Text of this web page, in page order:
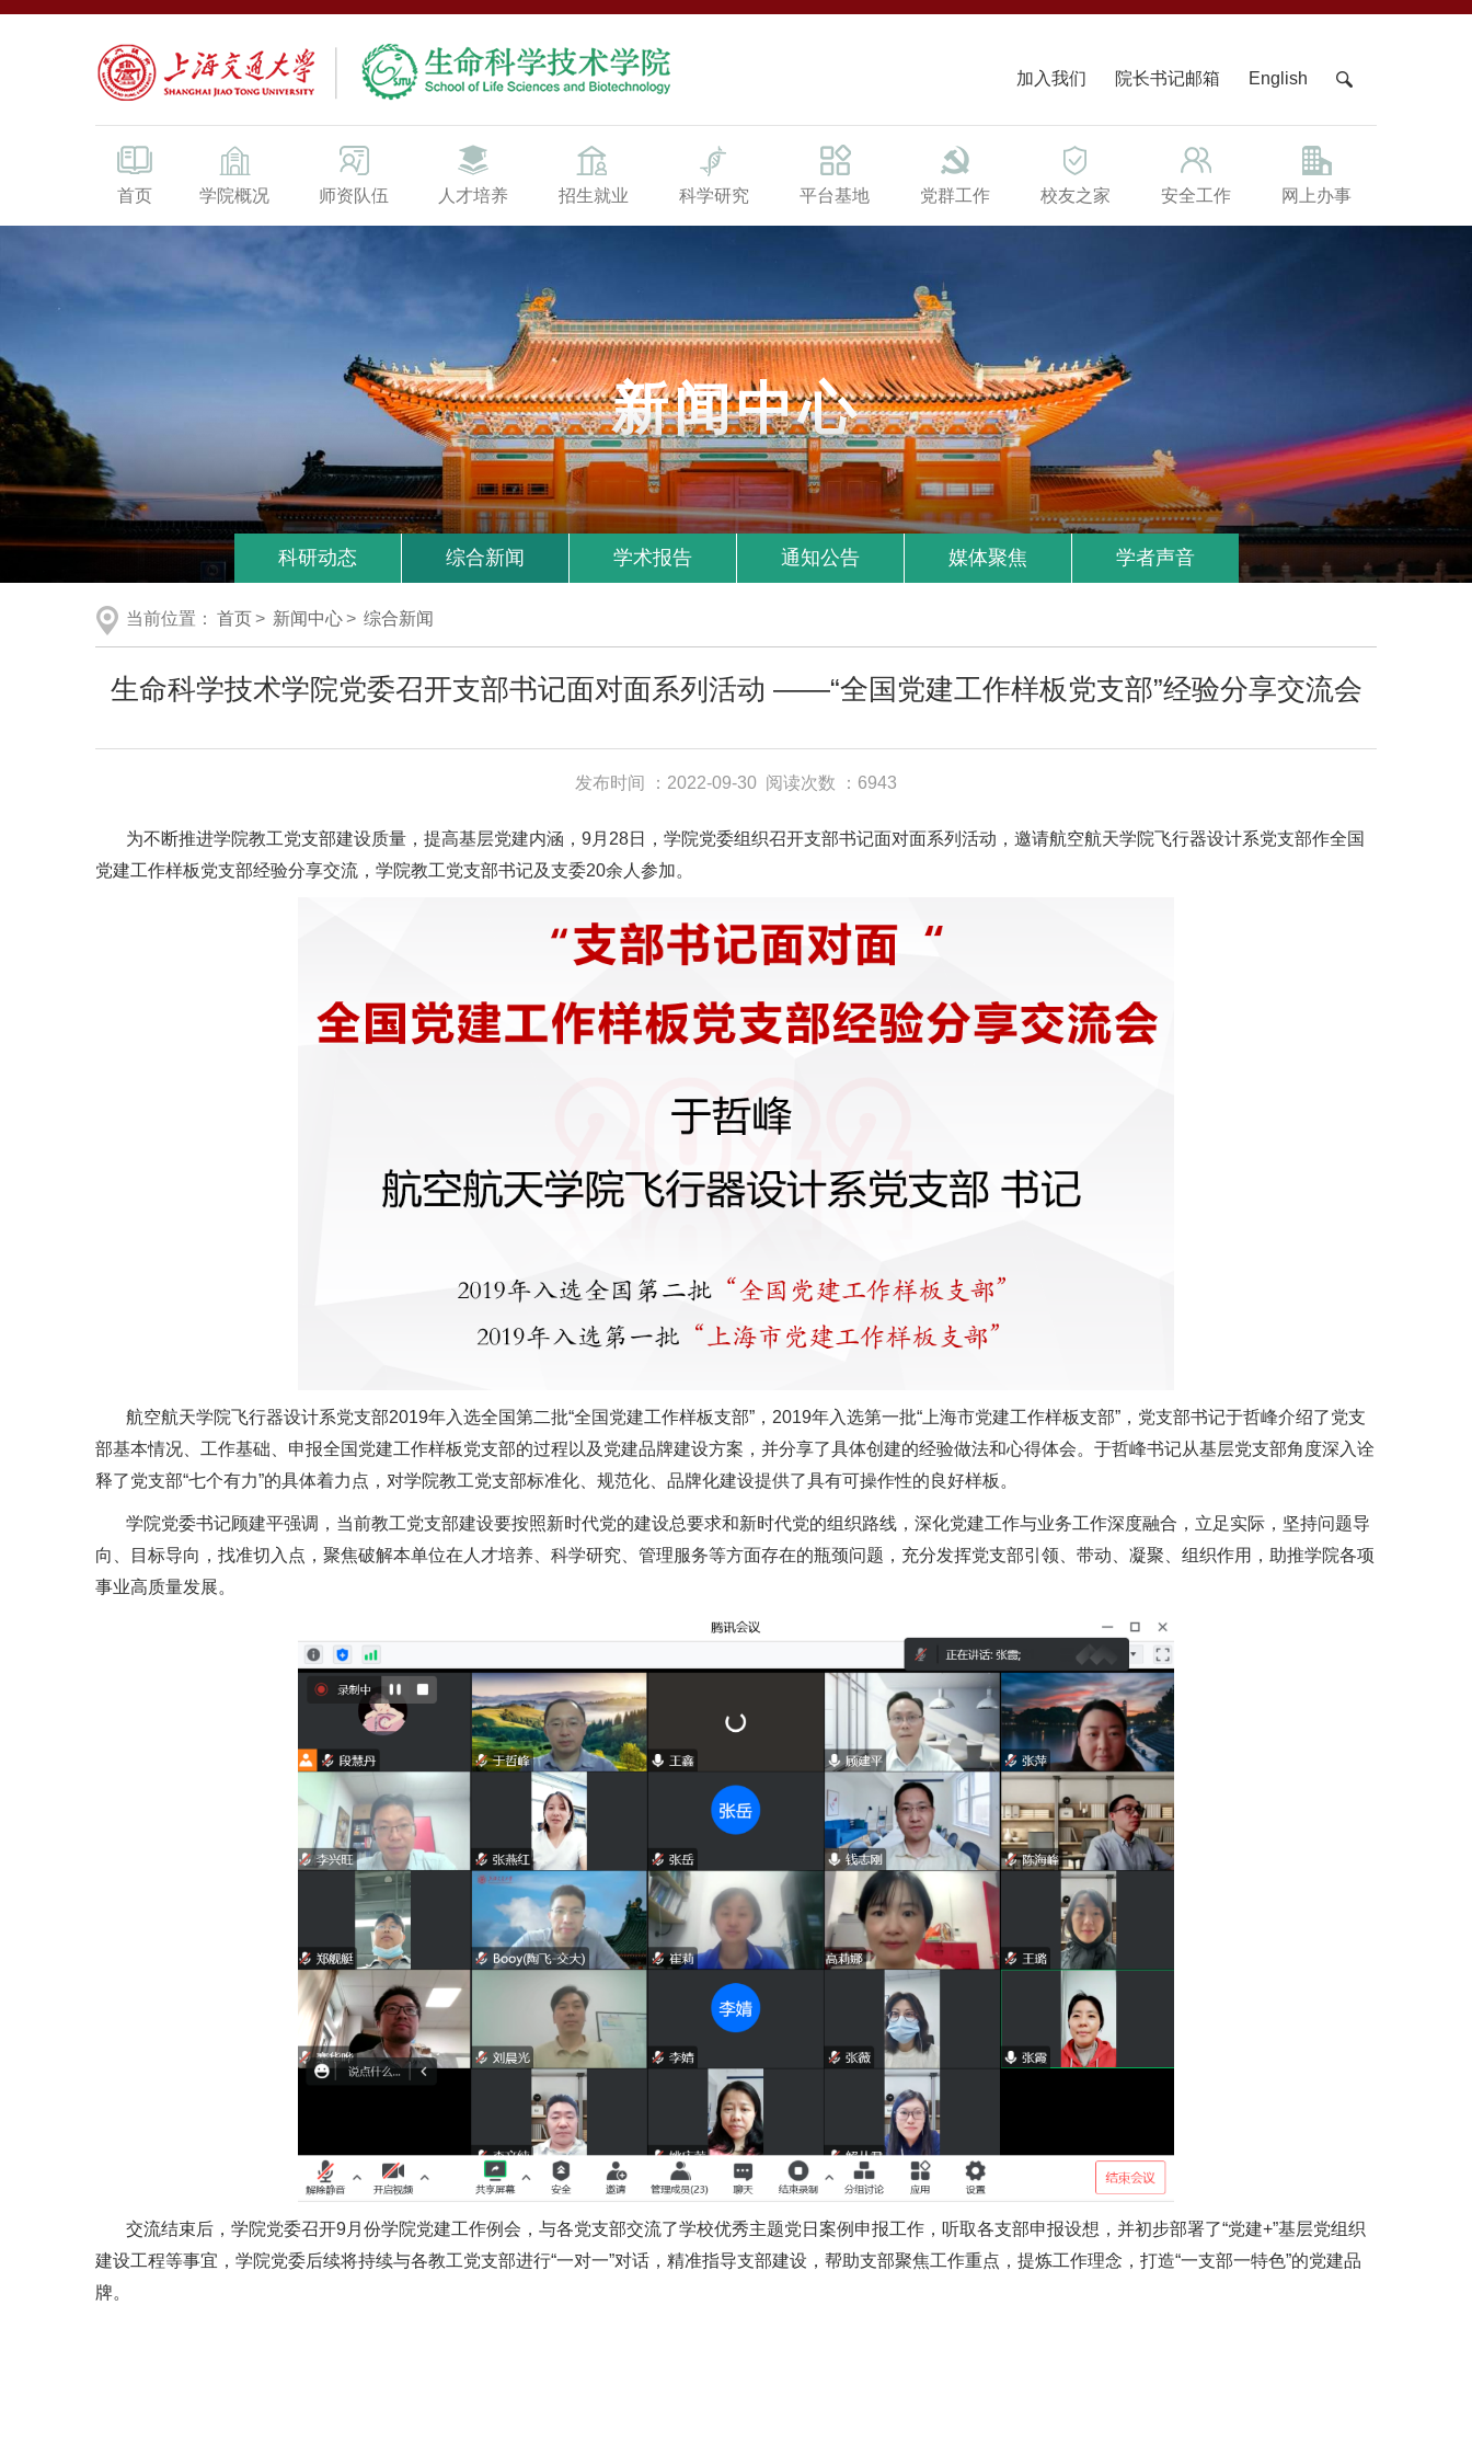
加入我们 院长书记邮箱 English
首页 学院概况 师资队伍 人才培养 招生就业 科学研究 平台基地 党群工作 校友之家 安全工作 网上办事
新闻中心
科研动态 综合新闻 学术报告 通知公告 媒体聚焦 学者声音
当前位置： 首页> 新闻中心> 综合新闻
生命科学技术学院党委召开支部书记面对面系列活动 ——“全国党建工作样板党支部”经验分享交流会
发布时间 ：2022-09-30 阅读次数 ：6943
为不断推进学院教工党支部建设质量，提高基层党建内涵，9月28日，学院党委组织召开支部书记面对面系列活动，邀请航空航天学院飞行器设计系党支部作全国
党建工作样板党支部经验分享交流，学院教工党支部书记及支委20余人参加。
航空航天学院飞行器设计系党支部2019年入选全国第二批“全国党建工作样板支部”，2019年入选第一批“上海市党建工作样板支部”，党支部书记于哲峰介绍了党支
部基本情况、工作基础、申报全国党建工作样板党支部的过程以及党建品牌建设方案，并分享了具体创建的经验做法和心得体会。于哲峰书记从基层党支部角度深入诠
释了党支部“七个有力”的具体着力点，对学院教工党支部标准化、规范化、品牌化建设提供了具有可操作性的良好样板。
学院党委书记顾建平强调，当前教工党支部建设要按照新时代党的建设总要求和新时代党的组织路线，深化党建工作与业务工作深度融合，立足实际，坚持问题导
向、目标导向，找准切入点，聚焦破解本单位在人才培养、科学研究、管理服务等方面存在的瓶颈问题，充分发挥党支部引领、带动、凝聚、组织作用，助推学院各项
事业高质量发展。
交流结束后，学院党委召开9月份学院党建工作例会，与各党支部交流了学校优秀主题党日案例申报工作，听取各支部申报设想，并初步部署了“党建+”基层党组织
建设工程等事宜，学院党委后续将持续与各教工党支部进行“一对一”对话，精准指导支部建设，帮助支部聚焦工作重点，提炼工作理念，打造“一支部一特色”的党建品
牌。